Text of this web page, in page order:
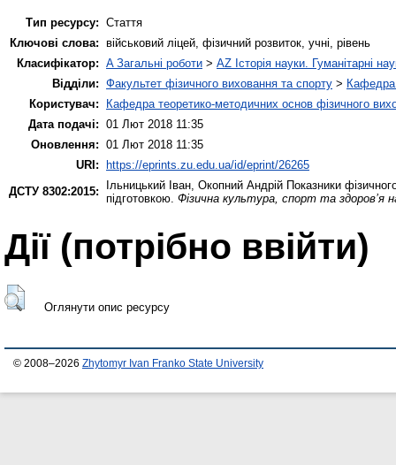
Тип ресурсу: Стаття
Ключові слова: військовий ліцей, фізичний розвиток, учні, рівень
Класифікатор: A Загальні роботи > AZ Історія науки. Гуманітарні
Відділи: Факультет фізичного виховання та спорту > Кафедра
Користувач:
Кафедра теоретико-методичних основ фізичного
Дата подачі: 01 Лют 2018 11:35
Оновлення: 01 Лют 2018 11:35
URI: https://eprints.zu.edu.ua/id/eprint/26265
ДСТУ 8302:2015:
Ільницький Іван Окопний Андрій Показники
підготовкою. Фізична культура, спорт та здоров’я
Дії ​​(потрібно ввійти)
Оглянути опис ресурсу
© 2008–2026 Zhytomyr Ivan Franko State University